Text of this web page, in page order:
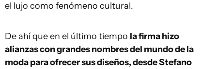
el lujo como fenómeno cultural.
De ahí que en el último tiempo la firma hizo
alianzas con grandes nombres del mundo de la
moda para ofrecer sus diseños, desde Stefano